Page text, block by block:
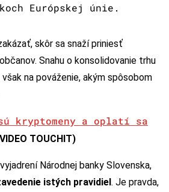
Európskej únie.
skôr sa snaží priniesť
Snahu o konsolidovanie trhu
na pováženie, akým spôsobom
kryptomeny a oplatí sa
TOUCHIT)
Národnej banky Slovenska,
istých pravidiel. Je pravda,